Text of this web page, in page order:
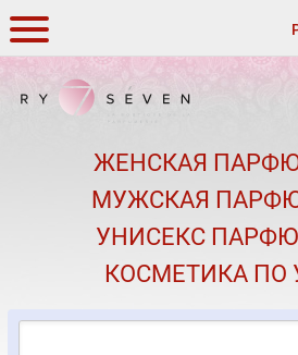
КАК
О
ПОДАРКИ К
ЖЕНСКАЯ
МУЖСКАЯ
УНИСЕКС
КОСМЕТИКА ПО